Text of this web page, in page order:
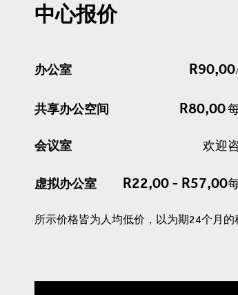
中心报价
办公室 R90,00
共享办公空间 R80,00
会议室 欢迎
虚拟办公室 R22,00 - R57,00
所示价格皆为人均低价，以为期24个月的